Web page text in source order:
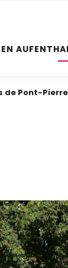
de Pont-Pierre